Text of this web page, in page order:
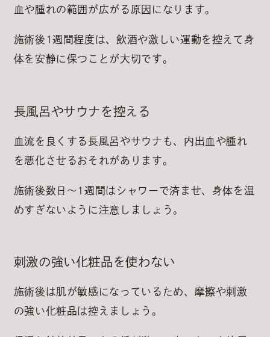
血や腫れの範囲が広がる原因 になります。
施術後1週間程度は、飲酒や激しい運動を控えて身
体を安静に保つことが大切です。
長風呂やサウナを控える
血流を良くする長風呂やサウナも、内出血や腫れ
を悪化させるおそれがあります。
施術後数日～1週間はシャワーで済ませ、身体を温
めすぎないように注意しましょう。
刺激の強い化粧品を使わない
施術後は肌が敏感になっているため、摩擦や刺激
の強い化粧品は控えましょう。